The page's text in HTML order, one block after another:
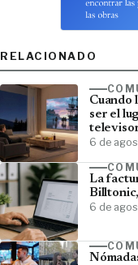
RELACIONADO
Cuando
ser el
6 de
La
6 de